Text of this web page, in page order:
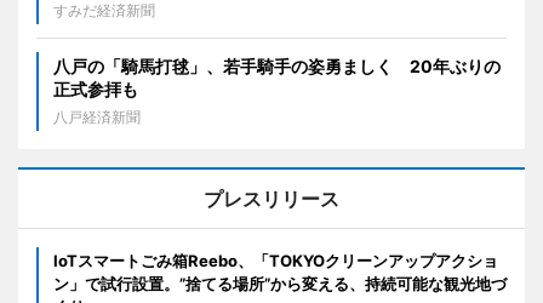
すみだ経済新聞
八戸の「騎馬打毬」、若手騎手の姿勇ましく 20年ぶりの
正式参拝も
八戸経済新聞
プレスリリース
IoTスマートごみ箱Reebo、「TOKYOクリーンアップアクショ
ン」で試行設置。”捨てる場所”から変える、持続可能な観光地づ